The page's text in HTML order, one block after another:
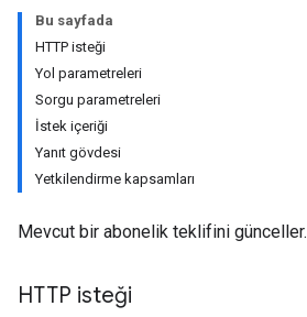
Bu sayfada
HTTP isteği
Yol parametreleri
Sorgu parametreleri
İstek içeriği
Yanıt gövdesi
Yetkilendirme kapsamları
Mevcut bir abonelik teklifini günceller.
HTTP isteği